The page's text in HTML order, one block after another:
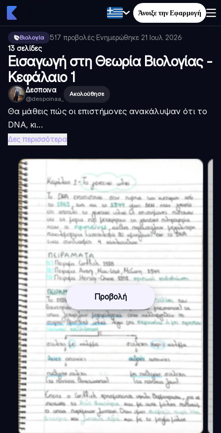
Άνοιξε την Εφαρμογή
Βιολογία 517 προβολές·Ενημερώθηκε 21 Ιουλ 2026·
13 σελίδες
Εισαγωγή στη Θεωρία Βιολογίας -
Κεφάλαιο 1
Δεσποινα
@despoinaa_
Ακολούθησε
Θα μάθεις πώς οι επιστήμονες ανακάλυψαν ότι το
DNA, κι...
Δες περισσότερα
Προβολή